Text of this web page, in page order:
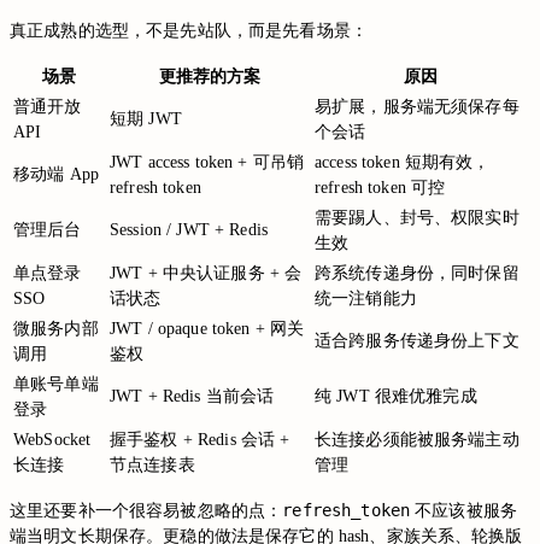
真正成熟的选型，不是先站队，而是先看场景：
场景 更推荐的方案
原因
普通开放
API
短期 JWT
易扩展，服务端无须保存每
个会话
移动端 App
JWT access token + 可吊销
refresh token
access token 短期有效，
refresh token 可控
管理后台 Session / JWT + Redis
需要踢人、封号、权限实时
生效
单点登录
SSO
JWT + 中央认证服务 + 会
话状态
跨系统传递身份，同时保留
统一注销能力
微服务内部
调用
JWT / opaque token + 网关
鉴权
适合跨服务传递身份上下文
单账号单端
登录
JWT + Redis 当前会话 纯 JWT 很难优雅完成
WebSocket
长连接
握手鉴权 + Redis 会话 +
节点连接表
长连接必须能被服务端主动
管理
这里还要补一个很容易被忽略的点： refresh_token 不应该被服务
端当明文长期保存。更稳的做法是保存它的 hash、家族关系、轮换版